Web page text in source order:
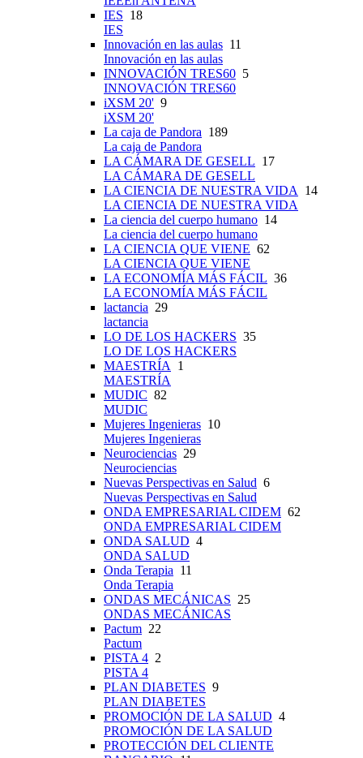
IES 18
IES
Innovación en las aulas 11
Innovación en las aulas
INNOVACIÓN TRES60 5
INNOVACIÓN TRES60
iXSM 20' 9
iXSM 20'
La caja de Pandora 189
La caja de Pandora
LA CÁMARA DE GESELL 17
LA CÁMARA DE GESELL
LA CIENCIA DE NUESTRA VIDA 14
LA CIENCIA DE NUESTRA VIDA
La ciencia del cuerpo humano 14
La ciencia del cuerpo humano
LA CIENCIA QUE VIENE 62
LA CIENCIA QUE VIENE
LA ECONOMÍA MÁS FÁCIL 36
LA ECONOMÍA MÁS FÁCIL
lactancia 29
lactancia
LO DE LOS HACKERS 35
LO DE LOS HACKERS
MAESTRÍA 1
MAESTRÍA
MUDIC 82
MUDIC
Mujeres Ingenieras 10
Mujeres Ingenieras
Neurociencias 29
Neurociencias
Nuevas Perspectivas en Salud 6
Nuevas Perspectivas en Salud
ONDA EMPRESARIAL CIDEM 62
ONDA EMPRESARIAL CIDEM
ONDA SALUD 4
ONDA SALUD
Onda Terapia 11
Onda Terapia
ONDAS MECÁNICAS 25
ONDAS MECÁNICAS
Pactum 22
Pactum
PISTA 4 2
PISTA 4
PLAN DIABETES 9
PLAN DIABETES
PROMOCIÓN DE LA SALUD 4
PROMOCIÓN DE LA SALUD
PROTECCIÓN DEL CLIENTE